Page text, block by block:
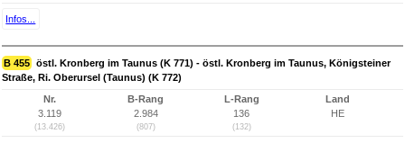
Infos...
B 455 östl. Kronberg im Taunus (K 771) - östl. Kronberg im Taunus, Königsteiner
Straße, Ri. Oberursel (Taunus) (K 772)
Nr.
3.119
(13.426)
B-Rang
2.984
(807)
L-Rang
136
(132)
Land
HE